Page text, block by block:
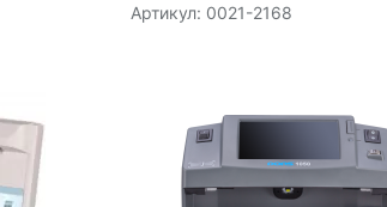
Артикул: 0021-2168